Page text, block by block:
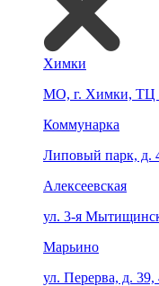
Химки
МО, г. Химки, ТЦ
Коммунарка
Липовый парк, д.
Алексеевская
ул. 3-я
Марьино
ул. Перерва, д. 39,